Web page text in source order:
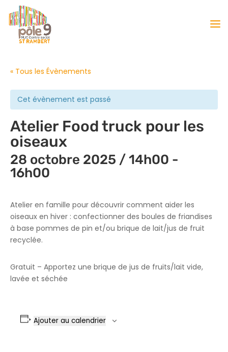
« Tous les Évènements
Cet évènement est passé
Atelier Food truck pour les
oiseaux
28 octobre 2025 / 14h00 -
16h00
Atelier en famille pour découvrir comment aider les
oiseaux en hiver : confectionner des boules de friandises
à base pommes de pin et/ou brique de lait/jus de fruit
recyclée.
Gratuit – Apportez une brique de jus de fruits/lait vide,
lavée et séchée
Ajouter au calendrier